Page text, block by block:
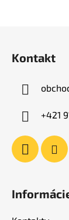
Kontakt
+421